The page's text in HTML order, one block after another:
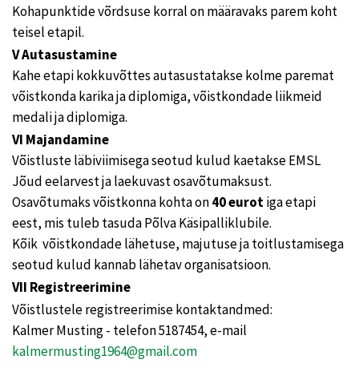
Kohapunktide võrdsuse korral on määravaks parem koht
teisel etapil.
V Autasustamine
Kahe etapi kokkuvõttes autasustatakse kolme paremat
võistkonda karika ja diplomiga, võistkondade liikmeid
medali ja diplomiga.
VI Majandamine
Võistluste läbiviimisega seotud kulud kaetakse EMSL
Jõud eelarvest ja laekuvast osavõtumaksust.
Osavõtumaks võistkonna kohta on40 eurotiga etapi
eest, mis tuleb tasuda Põlva Käsipalliklubile.
Kõik võistkondade lähetuse, majutuse ja toitlustamisega
seotud kulud kannab lähetav organisatsioon.
VII Registreerimine
Võistlustele registreerimise kontaktandmed:
Kalmer Musting - telefon 5187454, e-mail
kalmermusting1964@gmail.com